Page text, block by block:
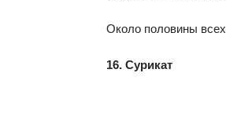
Около половины
16. Сурикат